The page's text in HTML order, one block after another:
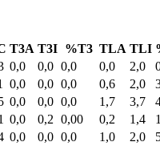
T3A T3I %T3 TLA TLI
0,0 0,0 0,0 0,0 2,0
0,0 0,0 0,0 0,6 2,0
0,0 0,0 0,0 1,7 3,7
0,0 0,2 0,00 0,2 1,4
0,0 0,0 0,0 1,0 2,0